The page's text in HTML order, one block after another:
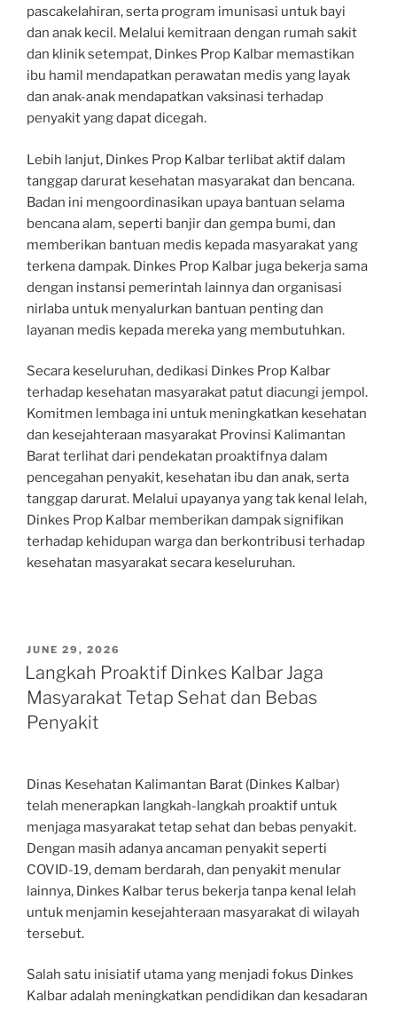
pascakelahiran, serta program imunisasi untuk bayi
dan anak kecil. Melalui kemitraan dengan rumah sakit
dan klinik setempat, Dinkes Prop Kalbar memastikan
ibu hamil mendapatkan perawatan medis yang layak
dan anak-anak mendapatkan vaksinasi terhadap
penyakit yang dapat dicegah.
Lebih lanjut, Dinkes Prop Kalbar terlibat aktif dalam
tanggap darurat kesehatan masyarakat dan bencana.
Badan ini mengoordinasikan upaya bantuan selama
bencana alam, seperti banjir dan gempa bumi, dan
memberikan bantuan medis kepada masyarakat yang
terkena dampak. Dinkes Prop Kalbar juga bekerja sama
dengan instansi pemerintah lainnya dan organisasi
nirlaba untuk menyalurkan bantuan penting dan
layanan medis kepada mereka yang membutuhkan.
Secara keseluruhan, dedikasi Dinkes Prop Kalbar
terhadap kesehatan masyarakat patut diacungi jempol.
Komitmen lembaga ini untuk meningkatkan kesehatan
dan kesejahteraan masyarakat Provinsi Kalimantan
Barat terlihat dari pendekatan proaktifnya dalam
pencegahan penyakit, kesehatan ibu dan anak, serta
tanggap darurat. Melalui upayanya yang tak kenal lelah,
Dinkes Prop Kalbar memberikan dampak signifikan
terhadap kehidupan warga dan berkontribusi terhadap
kesehatan masyarakat secara keseluruhan.
POSTED
ON
JUNE 29, 2026
Langkah Proaktif Dinkes Kalbar Jaga
Masyarakat Tetap Sehat dan Bebas
Penyakit
Dinas Kesehatan Kalimantan Barat (Dinkes Kalbar)
telah menerapkan langkah-langkah proaktif untuk
menjaga masyarakat tetap sehat dan bebas penyakit.
Dengan masih adanya ancaman penyakit seperti
COVID-19, demam berdarah, dan penyakit menular
lainnya, Dinkes Kalbar terus bekerja tanpa kenal lelah
untuk menjamin kesejahteraan masyarakat di wilayah
tersebut.
Salah satu inisiatif utama yang menjadi fokus Dinkes
Kalbar adalah meningkatkan pendidikan dan kesadaran